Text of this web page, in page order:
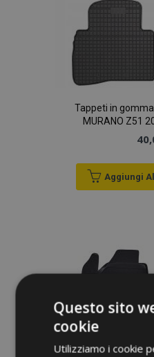
Tappeti in
MURANO Z51
Aggiungi
Questo sito
cookie
Utilizziamo i cookie